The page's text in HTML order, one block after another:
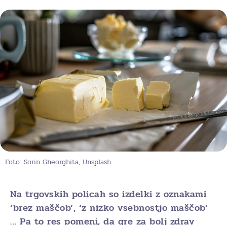
Foto: Sorin Gheorghita, Unsplash
Na trgovskih policah so izdelki z oznakami
‘brez maščob’, ‘z nizko vsebnostjo maščob’
… Pa to res pomeni, da gre za bolj zdrav